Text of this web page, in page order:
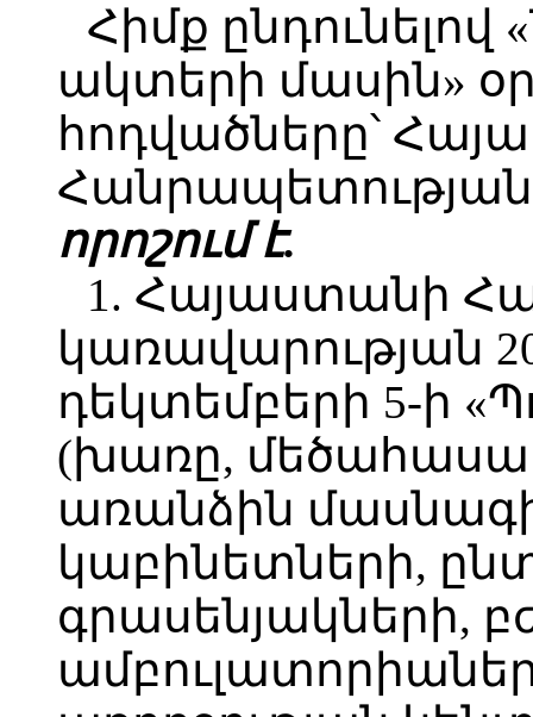
Հիմք
ակտերի մասին»
հոդվածները՝
Հանրապետության
որոշում է.
1. Հայաստանի
կառավարության
դեկտեմբերի 5-ի
(խառը,
առանձին
կաբինետների,
գրասենյակների,